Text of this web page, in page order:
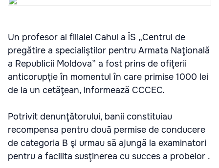
Un profesor al filialei Cahul a ÎS „Centrul de
pregătire a specialiştilor pentru Armata Naţională
a Republicii Moldova” a fost prins de ofiţerii
anticorupţie în momentul în care primise 1000 lei
de la un cetăţean, informează CCCEC.
Potrivit denunţătorului, banii constituiau
recompensa pentru două permise de conducere
de categoria B şi urmau să ajungă la examinatori
pentru a facilita susţinerea cu succes a probelor .